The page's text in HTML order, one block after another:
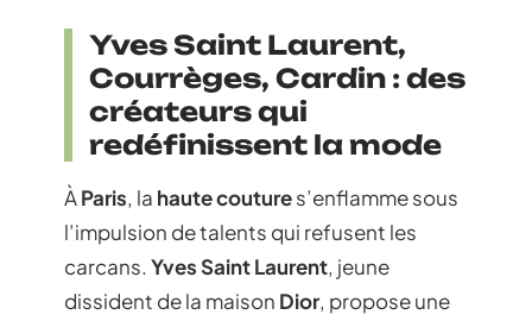
Yves Saint Laurent,
Courrèges, Cardin : des
créateurs qui
redéfinissent la mode
ÀParis, la haute coutures’enflamme sous
l’impulsion de talents qui refusent les
carcans. Yves Saint Laurent, jeune
dissident de la maison Dior, propose une